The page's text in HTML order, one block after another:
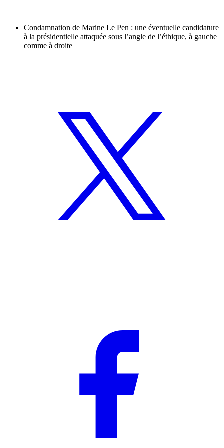
Condamnation de Marine Le Pen : une éventuelle candidature
à la présidentielle attaquée sous l’angle de l’éthique, à gauche
comme à droite